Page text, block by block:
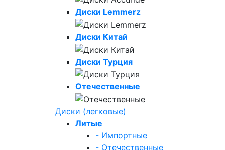
Диски Lemmerz
Диски Китай
Диски Турция
Отечественные
Диски (легковые)
Литые
- Импортные
- Отечественные